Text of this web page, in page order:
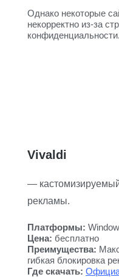
Однако некоторые
некорректно из-за
конфиденциальности.
Vivaldi
—
рекламы.
Платформы:
Цена: бесплатно
Преимущества:
гибкая блокировка
Где скачать: